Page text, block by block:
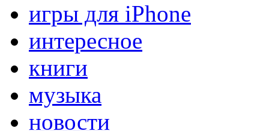
игры для iPhone
интересное
книги
музыка
новости